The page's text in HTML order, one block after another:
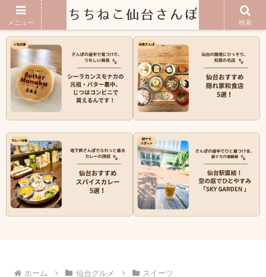
地元民が教える仙台の穴場グルメ
ホーム 仙台グルメ スイーツ
メニュー 検索